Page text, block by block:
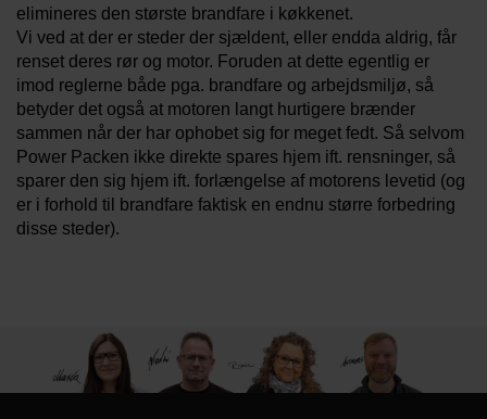
elimineres den største brandfare i køkkenet.
Vi ved at der er steder der sjældent, eller endda aldrig, får
renset deres rør og motor. Foruden at dette egentlig er
imod reglerne både pga. brandfare og arbejdsmiljø, så
betyder det også at motoren langt hurtigere brænder
sammen når der har ophobet sig for meget fedt. Så selvom
Power Packen ikke direkte spares hjem ift. rensninger, så
sparer den sig hjem ift. forlængelse af motorens levetid (og
er i forhold til brandfare faktisk en endnu større forbedring
disse steder).